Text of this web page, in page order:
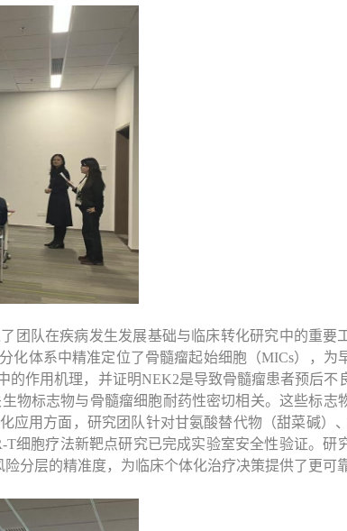
队在疾病发生发展基础与临床转化研究中的重要
化体系中精准定位了骨髓瘤起始细胞（MICs），为
的作用机理，并证明NEK2是导致骨髓瘤患者预后不
物标志物与骨髓瘤细胞耐药性密切相关。这些标志
应用方面， 研究团队针对甘氨酸替代物（甜菜碱）
T细胞疗法新靶点研究已完成实验室安全性验证。研
分层的精准度，为临床个体化治疗决策提供了更可